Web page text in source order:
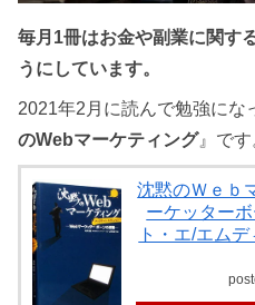
毎月1冊はお金や副業に関す
うにしています。
2021年2月に読んで勉強にな
のWebマーケティング』です
沈黙のＷｅｂ
ーケッター
ト・エ/エム